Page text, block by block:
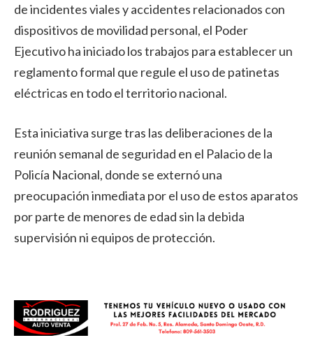
de incidentes viales y accidentes relacionados con
dispositivos de movilidad personal, el Poder
Ejecutivo ha iniciado los trabajos para establecer un
reglamento formal que regule el uso de patinetas
eléctricas en todo el territorio nacional.
Esta iniciativa surge tras las deliberaciones de la
reunión semanal de seguridad en el Palacio de la
Policía Nacional, donde se externó una
preocupación inmediata por el uso de estos aparatos
por parte de menores de edad sin la debida
supervisión ni equipos de protección.